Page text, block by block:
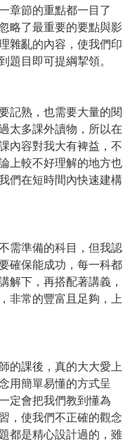
章節的重點都一目了
略了最重要的要點與影
雜亂的內容，使我們印
題目即可提綱挈領。
記熟，也需要大量的閱
太多課外讀物，所以在
內容對我大有裨益，不
上較不好理解的地方也
們在短時間內快速建構
需準備的科目，但我認
確保能成功，每一科都
解下，再搭配著講義，
非常的豐富且足夠，上
的課後，真的大大愛上
用簡單易懂的方式呈
定會把我們教到懂為
，使我們不正確的觀念
都是精心設計過的，雖